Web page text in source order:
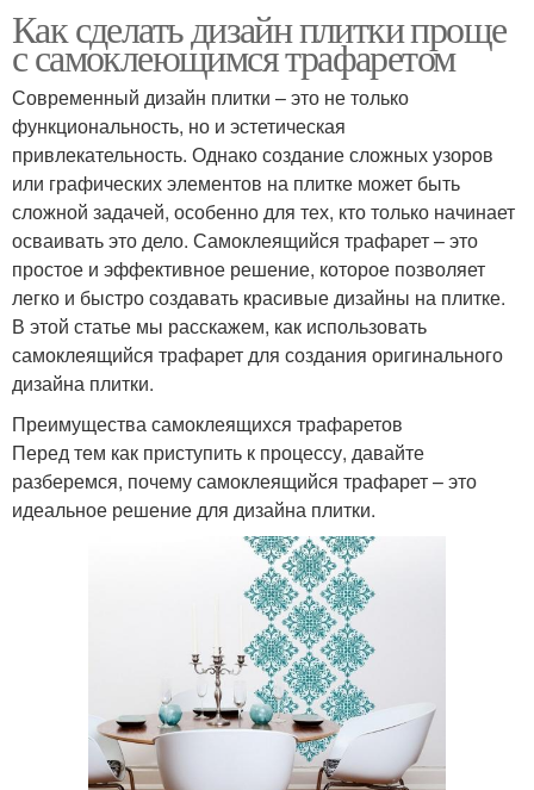
Как сделать дизайн плитки проще
с самоклеющимся трафаретом
Современный дизайн плитки – это не только
функциональность, но и эстетическая
привлекательность. Однако создание сложных узоров
или графических элементов на плитке может быть
сложной задачей, особенно для тех, кто только начинает
осваивать это дело. Самоклеящийся трафарет – это
простое и эффективное решение, которое позволяет
легко и быстро создавать красивые дизайны на плитке.
В этой статье мы расскажем, как использовать
самоклеящийся трафарет для создания оригинального
дизайна плитки.
Преимущества самоклеящихся трафаретов
Перед тем как приступить к процессу, давайте
разберемся, почему самоклеящийся трафарет – это
идеальное решение для дизайна плитки.